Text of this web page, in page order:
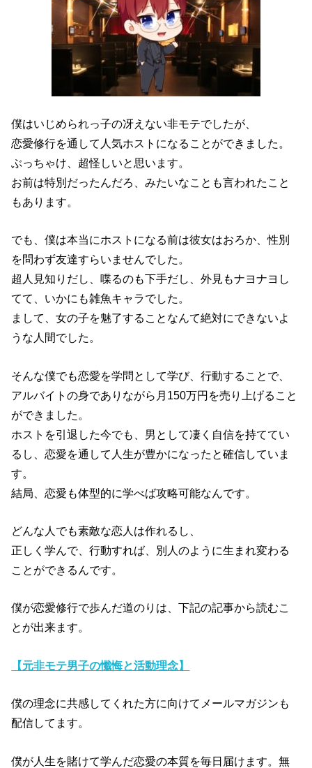
僕はいじめられっ子の冴えない非モテでしたが、
恋愛修行を通して人気ホストになることができました。
ぶっちゃけ、超怪しいと思います。
お前は特別だったんだろ、みたいなことも言われたこと
もあります。
でも、僕は本当にホストになる前は彼女はおろか、性別
を問わず友達すらいませんでした。
超人見知りだし、喋るのも下手だし、外見もナヨナヨし
てて、いかにも雑魚キャラでした。
まして、女の子を魅了することなんて絶対にできないよ
うな人間でした。
そんな僕でも恋愛を学問として学び、行動することで、
アルバイトの身でありながら月150万円を売り上げること
ができました。
ホストを引退した今でも、男として凄く自信を持ててい
るし、恋愛を通して人生が豊かになったと確信していま
す。
結局、恋愛も体型的に学べば攻略可能なんです。
どんな人でも素敵な恋人は作れるし、
正しく学んで、行動すれば、別人のように生まれ変わる
ことができるんです。
僕が恋愛修行で歩んだ道のりは、下記の記事から読むこ
とが出来ます。
【元非モテ男子の懺悔と活動理念】
僕の理念に共感してくれた方に向けてメールマガジンも
配信してます。
僕が人生を賭けて学んだ恋愛の本質を毎日届けます。無